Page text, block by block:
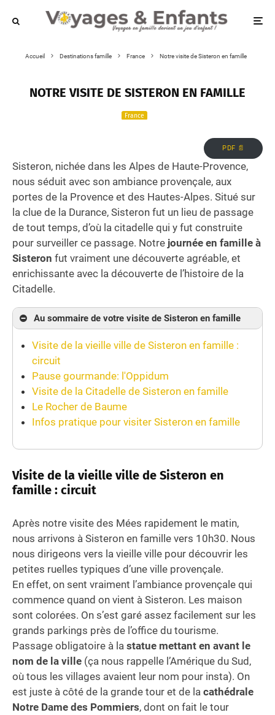
Accueil Destinations famille France Notre visite de Sisteron en famille
NOTRE VISITE DE SISTERON EN FAMILLE
France
PDF 📄
Sisteron, nichée dans les Alpes de Haute-Provence,
nous séduit avec son ambiance provençale, aux
portes de la Provence et des Hautes-Alpes. Situé sur
la clue de la Durance, Sisteron fut un lieu de passage
de tout temps, d’où la citadelle qui y fut construite
pour surveiller ce passage. Notre journée en famille à
Sisteron fut vraiment une découverte agréable, et
enrichissante avec la découverte de l’histoire de la
Citadelle.
Au sommaire de votre visite de Sisteron en famille
Visite de la vieille ville de Sisteron en famille :
circuit
Pause gourmande: l'Oppidum
Visite de la Citadelle de Sisteron en famille
Le Rocher de Baume
Infos pratique pour visiter Sisteron en famille
Visite de la vieille ville de Sisteron en
famille : circuit
Après notre visite des Mées rapidement le matin,
nous arrivons à Sisteron en famille vers 10h30. Nous
nous dirigeons vers la vieille ville pour découvrir les
petites ruelles typiques d’une ville provençale.
En effet, on sent vraiment l’ambiance provençale qui
commence quand on vient à Sisteron. Les maison
sont colorées. On s’est garé assez facilement sur les
grands parkings près de l’office du tourisme.
Passage obligatoire à la statue mettant en avant le
nom de la ville (ça nous rappelle l’Amérique du Sud,
où tous les villages avaient leur nom pour insta). On
est juste à côté de la grande tour et de la cathédrale
Notre Dame des Pommiers, dont on fait le tour